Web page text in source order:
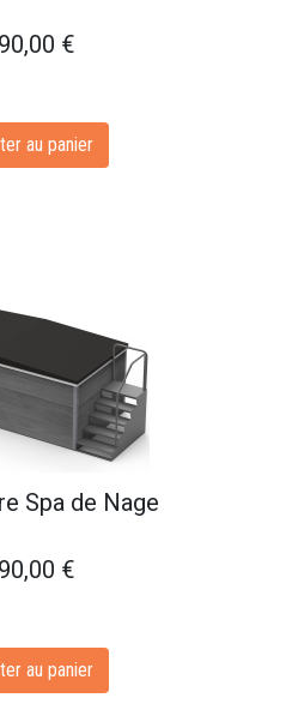
€
au panier
Spa de Nage
€
au panier